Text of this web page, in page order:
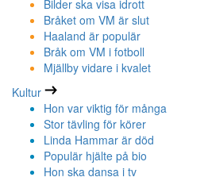
Bilder ska visa idrott
Bråket om VM är slut
Haaland är populär
Bråk om VM i fotboll
Mjällby vidare i kvalet
Kultur
Hon var viktig för många
Stor tävling för körer
Linda Hammar är död
Populär hjälte på bio
Hon ska dansa i tv